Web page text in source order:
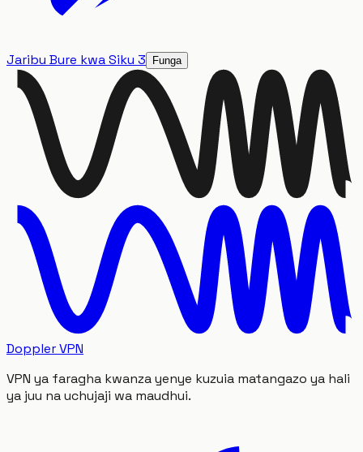
Jaribu Bure kwa Siku 3 Funga
Doppler VPN
VPN ya faragha kwanza yenye kuzuia matangazo ya hali
ya juu na uchujaji wa maudhui.